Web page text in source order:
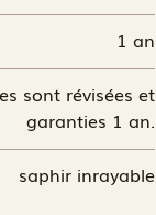
1 an
sont révisées et
garanties 1 an.
saphir inrayable